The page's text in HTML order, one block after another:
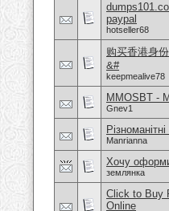
paypal
hotseller68
购买香港身
&#
keepmealive78
MMOSBT -
Gnev1
Manrianna
Хочу
землянка
Click to Buy
Online